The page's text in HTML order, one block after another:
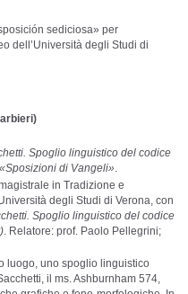
sediciosa» per
dell’Università degli Studi di
Spoglio linguistico del codice
di Vangeli».
in Tradizione e
degli Studi di Verona, con
Spoglio linguistico del codice
. Relatore: prof. Paolo Pellegrini;
luogo, uno spoglio linguistico
il ms. Ashburnham 574,